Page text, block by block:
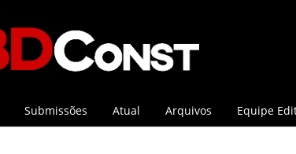
Submissões Atual Arquivos Equipe